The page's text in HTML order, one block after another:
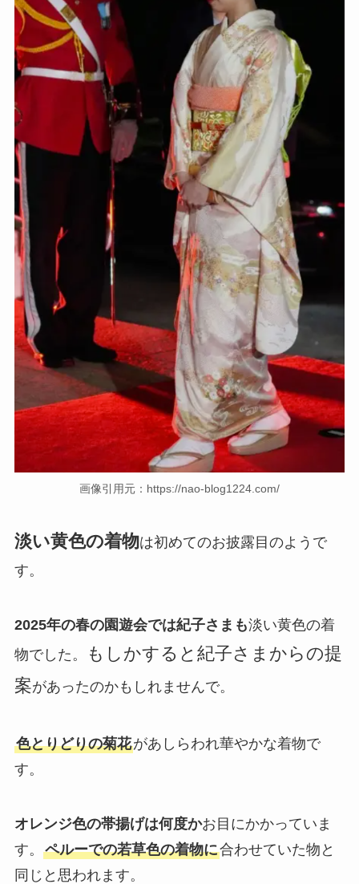
画像引用元：https://nao-blog1224.com/
淡い黄色の着物は初めてのお披露目のようで
す。
2025年の春の園遊会では紀子さまも淡い黄色の着
物でした。
もしかすると紀子さまからの提
案があったのかもしれませんで。
色とりどりの菊花があしらわれ華やかな着物で
す。
オレンジ色の帯揚げは何度かお目にかかっていま
す。 ペルーでの若草色の着物に合わせていた物と
同じと思われます。